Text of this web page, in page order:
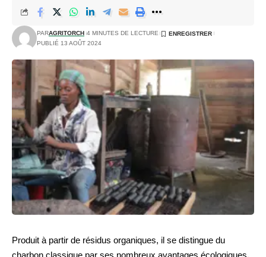
PARAGRITORCH 4 MINUTES DE LECTURE
PUBLIÉ 13 AOÛT 2024
Produit à partir de résidus organiques, il se distingue du